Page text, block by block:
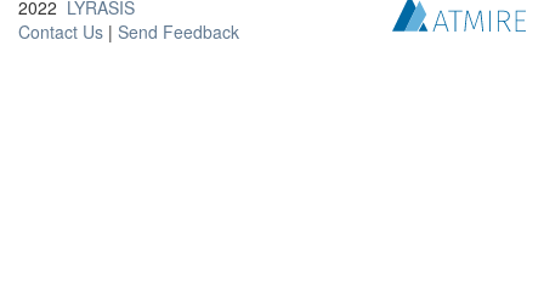
2022 LYRASIS
Contact Us | Send Feedback